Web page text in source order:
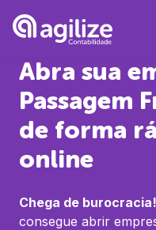
Abra sua
Passagem
de forma
online
Chega de burocracia!
consegue abrir